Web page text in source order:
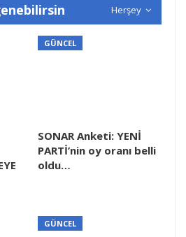
Herşey
GÜNCEL
SONAR Anketi: YENİ
PARTİ’nin oy oranı belli
oldu…
GÜNCEL